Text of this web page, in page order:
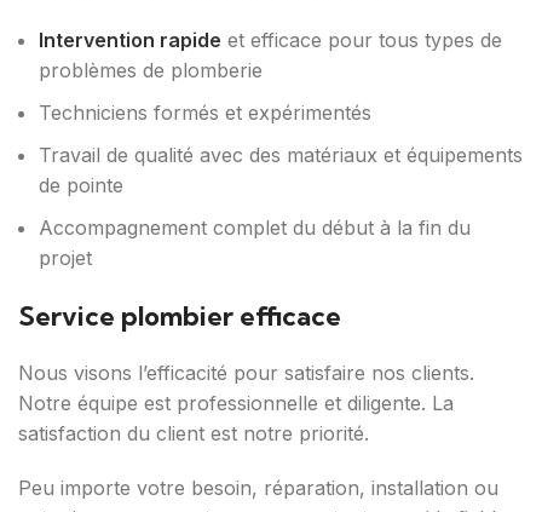
Intervention rapide et efficace pour tous types de
problèmes de plomberie
Techniciens formés et expérimentés
Travail de qualité avec des matériaux et équipements
de pointe
Accompagnement complet du début à la fin du
projet
Service plombier efficace
Nous visons l’efficacité pour satisfaire nos clients.
Notre équipe est professionnelle et diligente. La
satisfaction du client est notre priorité.
Peu importe votre besoin, réparation, installation ou